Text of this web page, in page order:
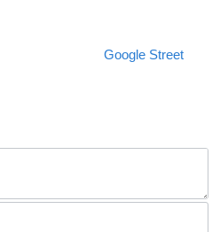
Google Street